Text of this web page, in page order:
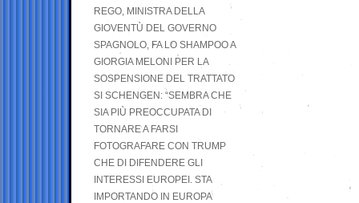
REGO, MINISTRA DELLA
GIOVENTÙ DEL GOVERNO
SPAGNOLO, FA LO SHAMPOO A
GIORGIA MELONI PER LA
SOSPENSIONE DEL TRATTATO
SI SCHENGEN: “SEMBRA CHE
SIA PIÙ PREOCCUPATA DI
TORNARE A FARSI
FOTOGRAFARE CON TRUMP
CHE DI DIFENDERE GLI
INTERESSI EUROPEI. STA
IMPORTANDO IN EUROPA